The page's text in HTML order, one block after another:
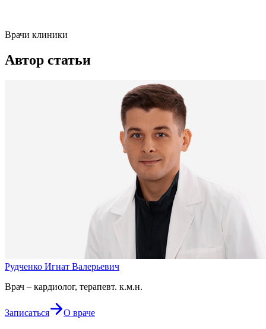
Врачи клиники
Автор статьи
Рудченко Игнат Валерьевич
Врач – кардиолог, терапевт. к.м.н.
Записаться О враче